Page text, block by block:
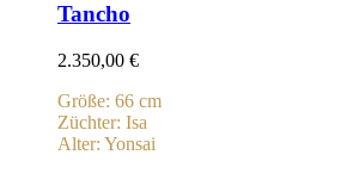
Tancho
2.350,00 €
Größe: 66 cm
Züchter: Isa
Alter: Yonsai